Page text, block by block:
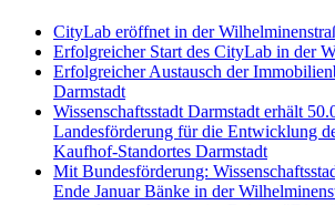
CityLab eröffnet in der
Erfolgreicher Start des CityLab in der
Erfolgreicher Austausch der
Darmstadt
Wissenschaftsstadt Darmstadt erhält
Landesförderung für die Entwicklung
Kaufhof-Standortes Darmstadt
Mit Bundesförderung:
Ende Januar Bänke in der